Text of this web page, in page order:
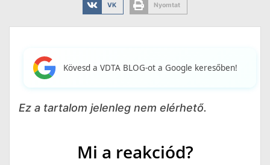
VK Nyomtat
Kövesd a VDTA BLOG-ot a Google keresőben!
Ez a tartalom jelenleg nem elérhető.
Mi a reakciód?